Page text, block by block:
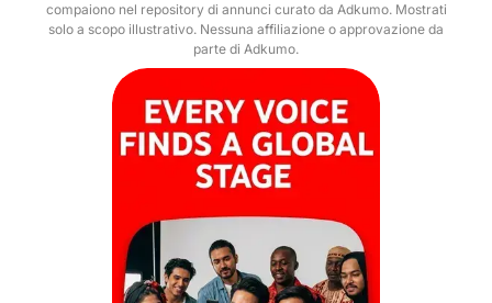
compaiono nel repository di annunci curato da Adkumo. Mostrati
solo a scopo illustrativo. Nessuna affiliazione o approvazione da
parte di Adkumo.